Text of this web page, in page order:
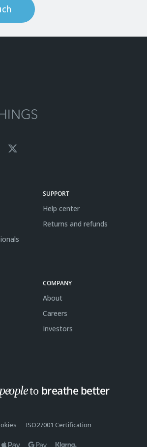
SUPPORT
Help center
Returns and refunds
COMPANY
About
Careers
Investors
peopleto breathe better
ISO27001 Certification